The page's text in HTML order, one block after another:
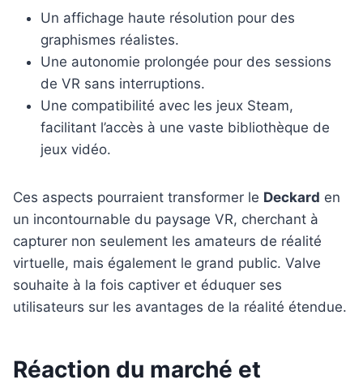
Un affichage haute résolution pour des
graphismes réalistes.
Une autonomie prolongée pour des sessions
de VR sans interruptions.
Une compatibilité avec les jeux Steam,
facilitant l’accès à une vaste bibliothèque de
jeux vidéo.
Ces aspects pourraient transformer le Deckard en
un incontournable du paysage VR, cherchant à
capturer non seulement les amateurs de réalité
virtuelle, mais également le grand public. Valve
souhaite à la fois captiver et éduquer ses
utilisateurs sur les avantages de la réalité étendue.
Réaction du marché et